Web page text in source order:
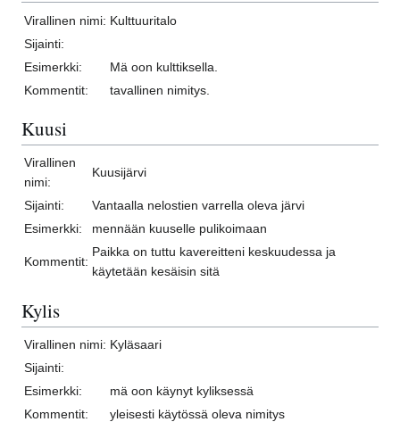
Virallinen nimi: Kulttuuritalo
Sijainti:
Esimerkki:
Mä oon kulttiksella.
Kommentit:
tavallinen nimitys.
Kuusi
Virallinen
nimi:
Kuusijärvi
Sijainti:
Vantaalla nelostien varrella oleva järvi
Esimerkki:
mennään kuuselle pulikoimaan
Kommentit:
Paikka on tuttu kavereitteni keskuudessa ja
käytetään kesäisin sitä
Kylis
Virallinen nimi: Kyläsaari
Sijainti:
Esimerkki:
mä oon käynyt kyliksessä
Kommentit:
yleisesti käytössä oleva nimitys